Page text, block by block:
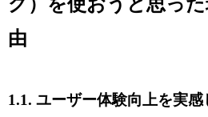
由
1.1. ユーザー体験向上を実感